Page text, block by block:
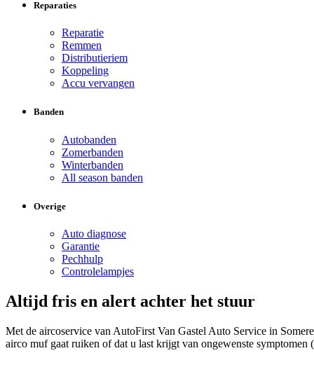
Reparaties
Reparatie
Remmen
Distributieriem
Koppeling
Accu vervangen
Banden
Autobanden
Zomerbanden
Winterbanden
All season banden
Overige
Auto diagnose
Garantie
Pechhulp
Controlelampjes
Altijd fris en alert achter het stuur
Met de aircoservice van AutoFirst Van Gastel Auto Service in
airco muf gaat ruiken of dat u last krijgt van ongewenste